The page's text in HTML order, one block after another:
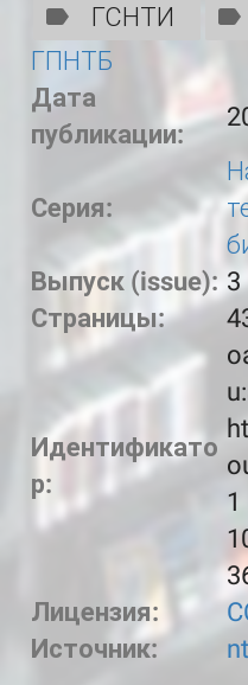
ГСНТИ
ГПНТБ
Дата
публикации:
Серия:
Выпуск (issue): 3
Страницы:
Идентификато
р:
1
Лицензия:
Источник: